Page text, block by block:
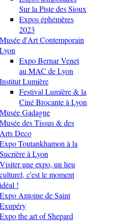
Sur la Piste des Sioux
Expos éphémères
2023
Musée d'Art Contemporain
Lyon
Expo Bernar Venet
au MAC de Lyon
Institut Lumière
Festival Lumière & la
Ciné Brocante à Lyon
Musée Gadagne
Musée des Tissus & des
Arts Deco
Expo Toutankhamon à la
Sucrière à Lyon
Visiter une expo, un lieu
culturel, c'est le moment
idéal !
Expo Antoine de Saint
Exupéry
Expo the art of Shepard